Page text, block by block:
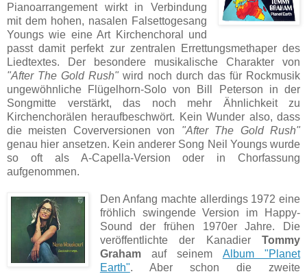
Pianoarrangement wirkt in Verbindung
mit dem hohen, nasalen Falsettogesang
Youngs wie eine Art Kirchenchoral und
passt damit perfekt zur zentralen Errettungsmethaper des
Liedtextes. Der besondere musikalische Charakter von
"After The Gold Rush" wird noch durch das für Rockmusik
ungewöhnliche Flügelhorn-Solo von Bill Peterson in der
Songmitte verstärkt, das noch mehr Ähnlichkeit zu
Kirchenchorälen heraufbeschwört. Kein Wunder also, dass
die meisten Coverversionen von "After The Gold Rush"
genau hier ansetzen. Kein anderer Song Neil Youngs wurde
so oft als A-Capella-Version oder in Chorfassung
aufgenommen.
Den Anfang machte allerdings 1972 eine
fröhlich swingende Version im Happy-
Sound der frühen 1970er Jahre. Die
veröffentlichte der Kanadier Tommy
Grahamauf seinem Album "Planet
Earth". Aber schon die zweite